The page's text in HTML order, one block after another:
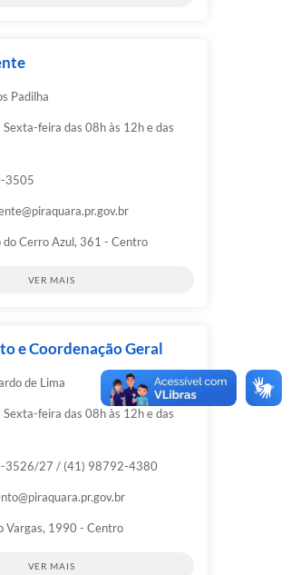
Padilha
Sexta-feira das 08h às 12h e das
3505
do Cerro Azul, 361 - Centro
VER MAIS
e Coordenação Geral
de Lima
Sexta-feira das 08h às 12h e das
3526/27 / (41) 98792-4380
Vargas, 1990 - Centro
VER MAIS